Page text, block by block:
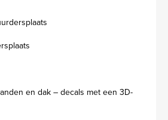
en dak – decals met een 3D-